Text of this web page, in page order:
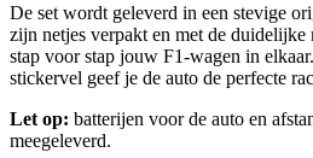
De set wordt geleverd in een stevige
zijn netjes verpakt en met de duidelijke
stap voor stap jouw F1-wagen in
stickervel geef je de auto de perfecte
Let op: batterijen voor de auto en
meegeleverd.